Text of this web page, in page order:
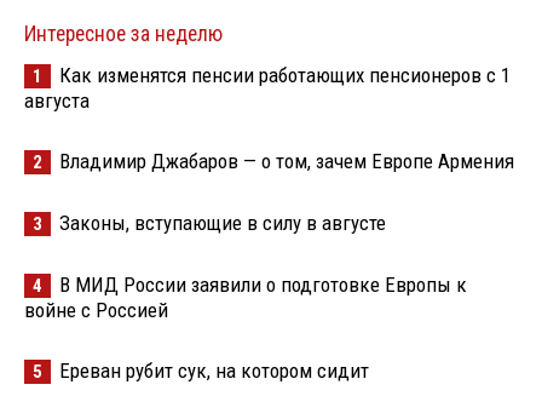
Интересное за неделю
1
Как изменятся пенсии работающих пенсионеров с 1
августа
2 Владимир Джабаров — о том, зачем Европе Армения
3 Законы, вступающие в силу в августе
4
В МИД России заявили о подготовке Европы к
войне с Россией
5 Ереван рубит сук, на котором сидит